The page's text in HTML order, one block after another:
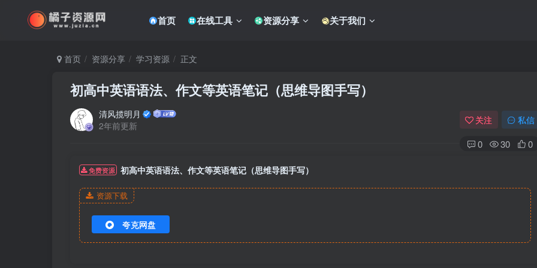
首页 在线工具 资源分享 关于我们
首页 资源分享 学习资源 正文
初高中英语语法、作文等英语笔记（思维导图手写）
清风揽明月
2年前更新
关注 私信
0 30 0
免费资源 初高中英语语法、作文等英语笔记（思维导图手写）
资源下载
夸克网盘